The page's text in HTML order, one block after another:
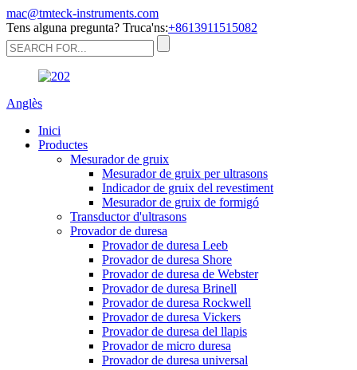
mac@tmteck-instruments.com
Tens alguna pregunta? Truca'ns:+8613911515082
Anglès
Inici
Productes
Mesurador de gruix
Mesurador de gruix per ultrasons
Indicador de gruix del revestiment
Mesurador de gruix de formigó
Transductor d'ultrasons
Provador de duresa
Provador de duresa Leeb
Provador de duresa Shore
Provador de duresa de Webster
Provador de duresa Brinell
Provador de duresa Rockwell
Provador de duresa Vickers
Provador de duresa del llapis
Provador de micro duresa
Provador de duresa universal